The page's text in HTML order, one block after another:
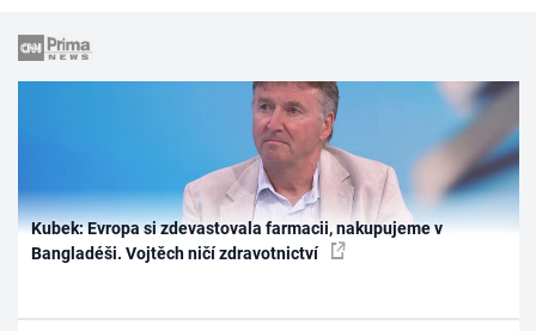
Kubek: Evropa si zdevastovala farmacii, nakupujeme v
Bangladéši. Vojtěch ničí zdravotnictví